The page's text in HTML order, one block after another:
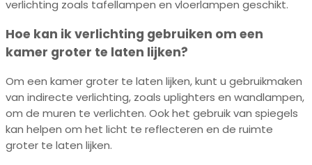
verlichting zoals tafellampen en vloerlampen geschikt.
Hoe kan ik verlichting gebruiken om een ​​
kamer groter te laten lijken?
Om een kamer groter te laten lijken, kunt u gebruikmaken
van indirecte verlichting, zoals uplighters en wandlampen,
om de muren te verlichten. Ook het gebruik van spiegels
kan helpen om het licht te reflecteren en de ruimte
groter te laten lijken.